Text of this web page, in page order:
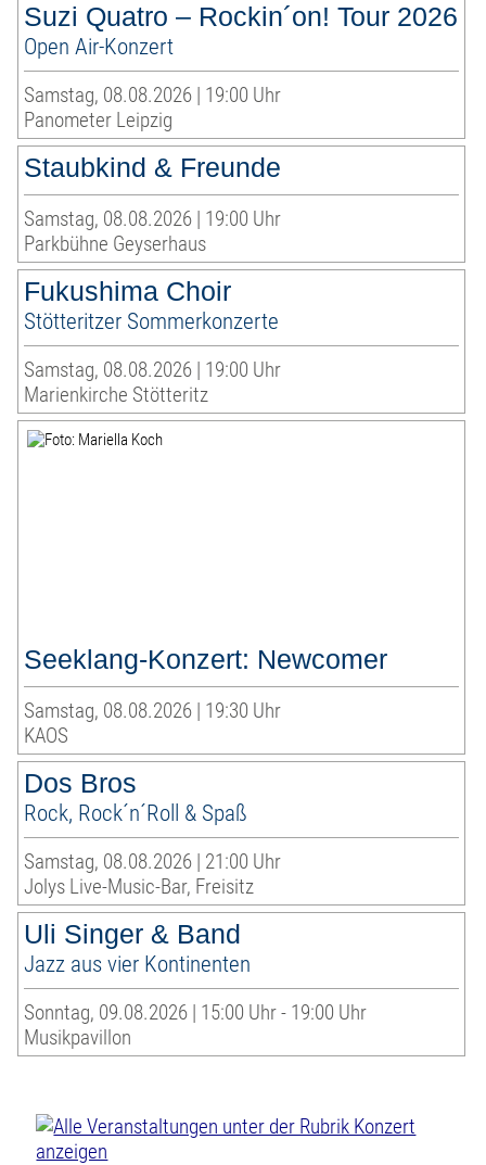
Suzi Quatro – Rockin´on! Tour 2026
Open Air-Konzert
Samstag, 08.08.2026 | 19:00 Uhr
Panometer Leipzig
Staubkind & Freunde
Samstag, 08.08.2026 | 19:00 Uhr
Parkbühne Geyserhaus
Fukushima Choir
Stötteritzer Sommerkonzerte
Samstag, 08.08.2026 | 19:00 Uhr
Marienkirche Stötteritz
Seeklang-Konzert: Newcomer
Samstag, 08.08.2026 | 19:30 Uhr
KAOS
Dos Bros
Rock, Rock´n´Roll & Spaß
Samstag, 08.08.2026 | 21:00 Uhr
Jolys Live-Music-Bar, Freisitz
Uli Singer & Band
Jazz aus vier Kontinenten
Sonntag, 09.08.2026 | 15:00 Uhr - 19:00 Uhr
Musikpavillon